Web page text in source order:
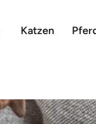
Katzen